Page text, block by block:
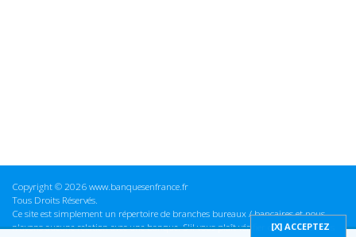
Copyright © 2026 www.banquesenfrance.fr
Tous Droits Réservés.
Ce site est simplement un répertoire de branches bureaux / bancaires et nous
n'avons aucune relation avec une banque. S'il vous plaît vérifier ces informations